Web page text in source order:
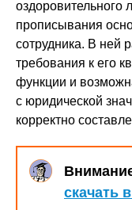
оздоровительного
прописывания
сотрудника. В ней
требования к его
функции и
с юридической
корректно
скачать